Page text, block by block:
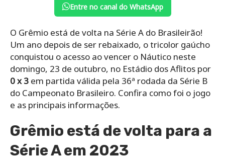
Entre no canal do WhatsApp
O Grêmio está de volta na Série A do Brasileirão!
Um ano depois de ser rebaixado, o tricolor gaúcho
conquistou o acesso ao vencer o Náutico neste
domingo, 23 de outubro, no Estádio dos Aflitos por
0 x 3 em partida válida pela 36ª rodada da Série B
do Campeonato Brasileiro. Confira como foi o jogo
e as principais informações.
Grêmio está de volta para a
Série A em 2023